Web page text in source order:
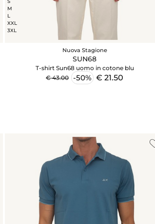
S
M
L
XXL
3XL
Nuova Stagione
SUN68
T-shirt Sun68 uomo in cotone blu
€ 43.00 -50% € 21.50